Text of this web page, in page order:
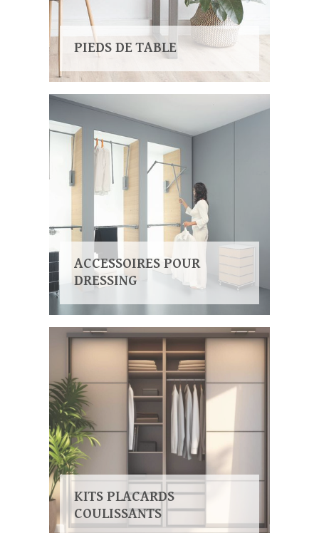
PIEDS DE TABLE
ACCESSOIRES POUR
DRESSING
KITS PLACARDS
COULISSANTS